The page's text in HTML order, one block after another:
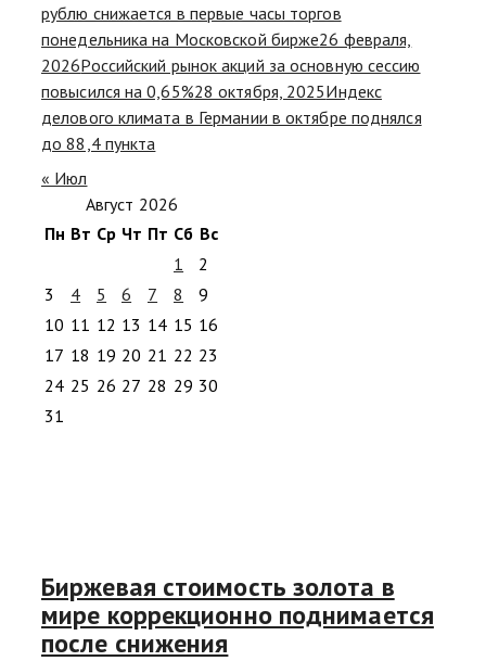
рублю снижается в первые часы торгов
понедельника на Московской бирже26 февраля,
2026Российский рынок акций за основную сессию
повысился на 0,65%28 октября, 2025Индекс
делового климата в Германии в октябре поднялся
до 88,4 пункта
« Июл
Август 2026
Пн Вт Ср Чт Пт Сб Вс
1
2
3
4 5 6 7 8
9
10 11 12 13 14 15 16
17 18 19 20 21 22 23
24 25 26 27 28 29 30
31
Биржевая стоимость золота в
мире коррекционно поднимается
после снижения